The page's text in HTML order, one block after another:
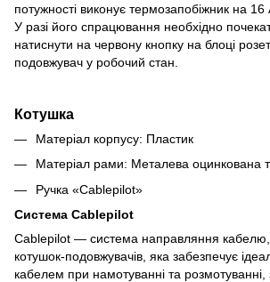
потужності виконує термозапобіжник на 16
У разі його спрацювання необхідно
натиснути на червону кнопку на блоці
подовжувач у робочий стан.
Котушка
Матеріал корпусу: Пластик
Матеріал рами: Металева оцинкована
Ручка «Cablepilot»
Система Cablepilot
Cablepilot — система направляння кабелю,
котушок-подовжувачів, яка забезпечує
кабелем при намотуванні та розмотуванні,